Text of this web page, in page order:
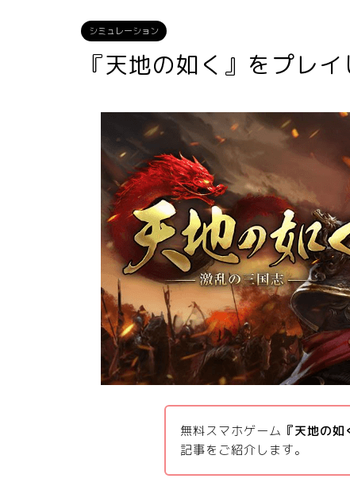
シミュレーション
『天地の如く』をプレ
無料スマホゲーム 『天地の
記事をご紹介します。